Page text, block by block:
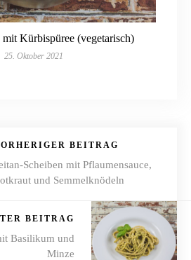
mit Kürbispüree (vegetarisch)
25. Oktober 2021
BEITRAG
Scheiben mit Pflaumensauce,
und Semmelknödeln
BEITRAG
Basilikum und
Minze